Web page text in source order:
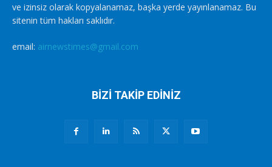
ve izinsiz olarak kopyalanamaz, başka yerde yayınlanamaz. Bu
sitenin tüm hakları saklıdır.
email: airnewstimes@gmail.com
BİZİ TAKİP EDİNİZ